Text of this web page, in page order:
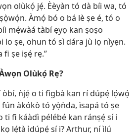
olùkọ́ jẹ́. Èèyàn tó dà bíi wa, tó
Àmọ́ bó o bá lè ṣe é, tó o
mẹ́wàá tàbí ẹyọ kan ṣoṣo
lo ṣe, ohun tó sì dára jù lọ nìyẹn.
fi ṣe iṣẹ́ rẹ.”
Olùkọ́ Rẹ?
òbí, ǹjẹ́ o ti fìgbà kan rí dúpẹ́ lọ́wọ́
àkókò tó yọ̀ǹda, ìsapá tó ṣe
ti fi káàdì pélébé kan ránṣẹ́ sí i
lẹ́tà ìdúpẹ́ sí i? Arthur, ní ìlú